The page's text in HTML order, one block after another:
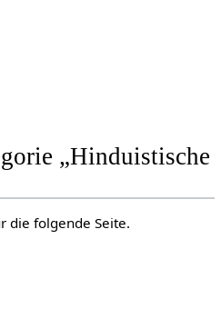
„Hinduistische
die folgende Seite.